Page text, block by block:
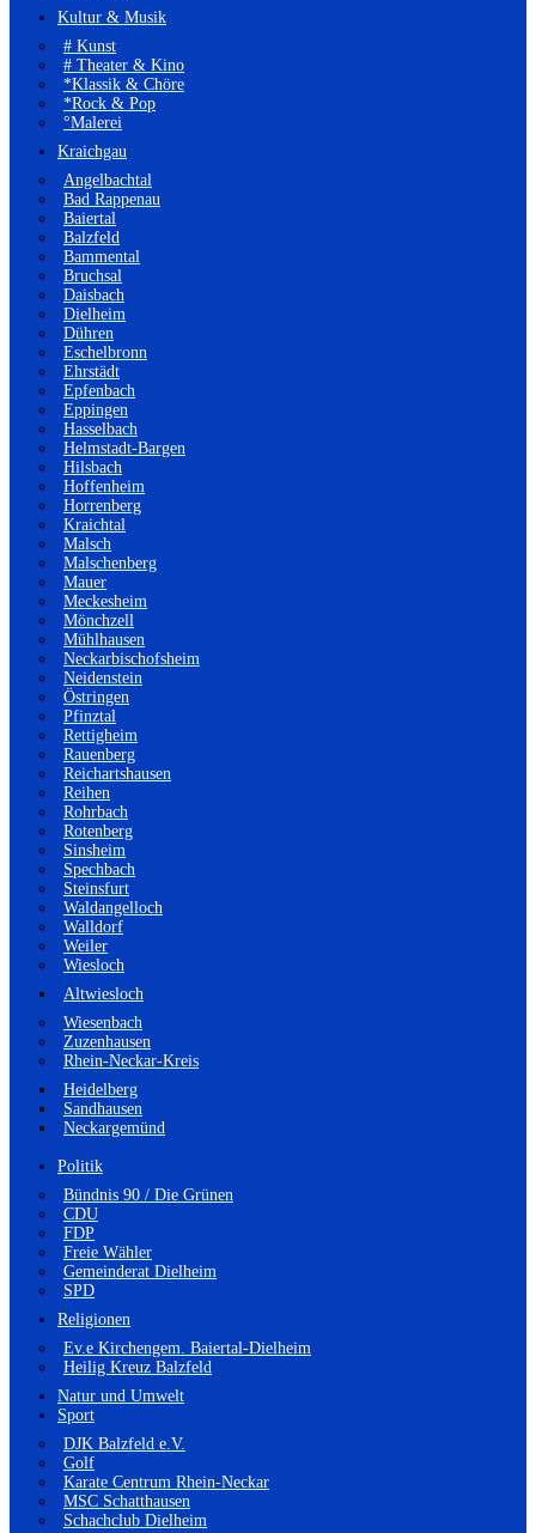
Kultur & Musik
# Kunst
# Theater & Kino
*Klassik & Chöre
*Rock & Pop
°Malerei
Kraichgau
Angelbachtal
Bad Rappenau
Baiertal
Balzfeld
Bammental
Bruchsal
Daisbach
Dielheim
Dühren
Eschelbronn
Ehrstädt
Epfenbach
Eppingen
Hasselbach
Helmstadt-Bargen
Hilsbach
Hoffenheim
Horrenberg
Kraichtal
Malsch
Malschenberg
Mauer
Meckesheim
Mönchzell
Mühlhausen
Neckarbischofsheim
Neidenstein
Östringen
Pfinztal
Rettigheim
Rauenberg
Reichartshausen
Reihen
Rohrbach
Rotenberg
Sinsheim
Spechbach
Steinsfurt
Waldangelloch
Walldorf
Weiler
Wiesloch
Altwiesloch
Wiesenbach
Zuzenhausen
Rhein-Neckar-Kreis
Heidelberg
Sandhausen
Neckargemünd
Politik
Bündnis 90 / Die Grünen
CDU
FDP
Freie Wähler
Gemeinderat Dielheim
SPD
Religionen
Ev.e Kirchengem. Baiertal-Dielheim
Heilig Kreuz Balzfeld
Natur und Umwelt
Sport
DJK Balzfeld e.V.
Golf
Karate Centrum Rhein-Neckar
MSC Schatthausen
Schachclub Dielheim